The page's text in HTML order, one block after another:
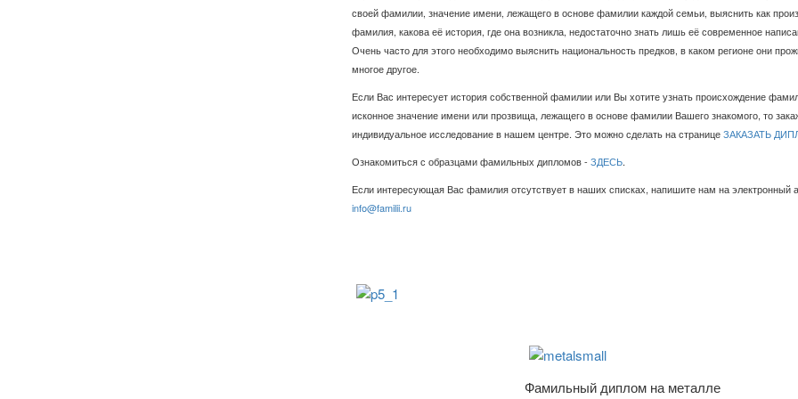
своей фамилии, значение имени, лежащего в основе фамилии каждой семьи, выяснить как
фамилия, какова её история, где она возникла, недостаточно знать лишь её современное
Очень часто для этого необходимо выяснить национальность предков, в каком регионе они
многое другое.
Если Вас интересует история собственной фамилии или Вы хотите узнать происхождение
исконное значение имени или прозвища, лежащего в основе фамилии Вашего знакомого, то
индивидуальное исследование в нашем центре. Это можно сделать на страницеЗАКАЗАТЬ
Ознакомиться с образцами фамильных дипломов - ЗДЕСЬ.
Если интересующая Вас фамилия отсутствует в наших списках, напишите нам на электронный
info@familii.ru
Фамильный диплом на металле